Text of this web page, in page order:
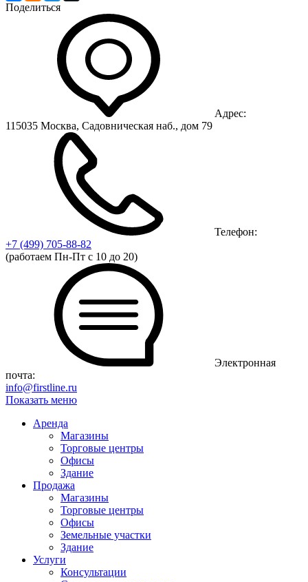
Поделиться
Адрес:
115035 Москва, Садовническая наб., дом 79
Телефон:
+7 (499) 705-88-82
(работаем Пн-Пт с 10 до 20)
Электронная
почта:
info@firstline.ru
Показать меню
Аренда
Магазины
Торговые центры
Офисы
Здание
Продажа
Магазины
Торговые центры
Офисы
Земельные участки
Здание
Услуги
Консультации